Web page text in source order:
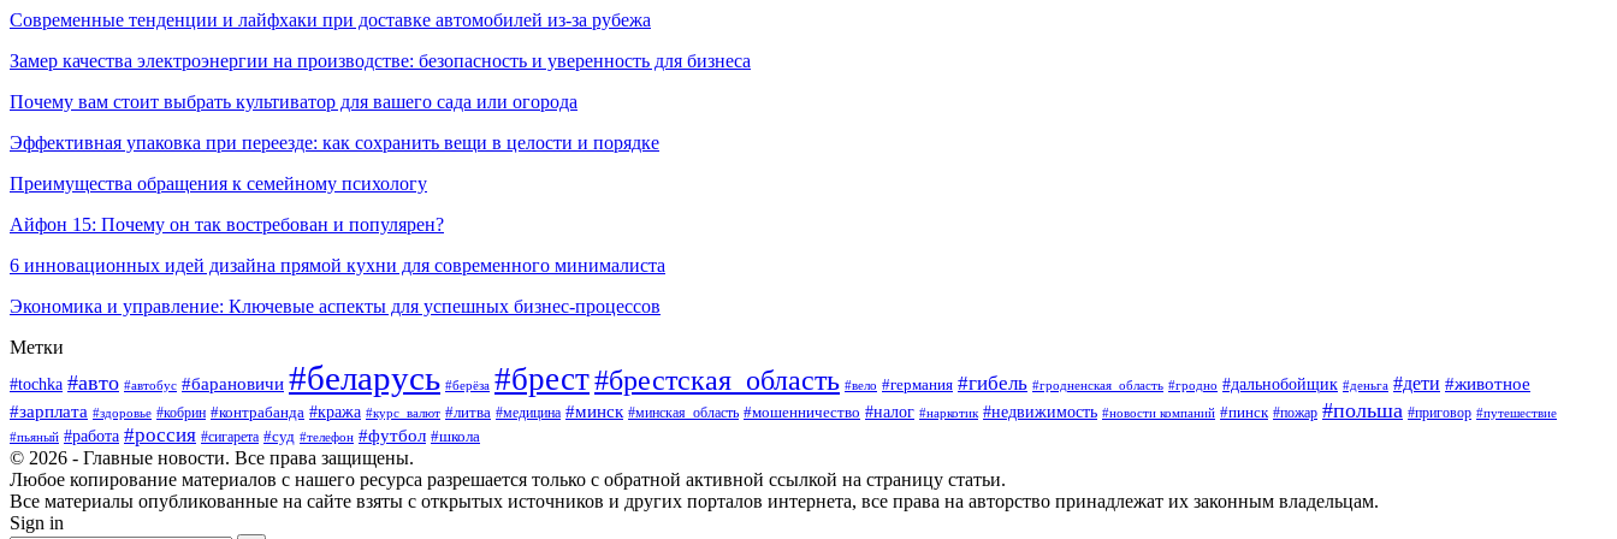
Современные тенденции и лайфхаки при доставке автомобилей из-за рубежа
Замер качества электроэнергии на производстве: безопасность и уверенность для бизнеса
Почему вам стоит выбрать культиватор для вашего сада или огорода
Эффективная упаковка при переезде: как сохранить вещи в целости и порядке
Преимущества обращения к семейному психологу
Айфон 15: Почему он так востребован и популярен?
6 инновационных идей дизайна прямой кухни для современного минималиста
Экономика и управление: Ключевые аспекты для успешных бизнес-процессов
Метки
#tochka #авто #автобус #барановичи #беларусь #берёза #брест#брестская_область #вело #германия #гибель #гродненская_область #гродно #дальнобойщик #деньга #дети #животное
#зарплата #здоровье #кобрин #контрабанда #кража #курс_валют #литва #медицина #минск #минская_область #мошенничество #налог #наркотик #недвижимость #новости компаний #пинск #пожар #польша #приговор #путешествие
#пьяный #работа #россия #сигарета #суд #телефон #футбол #школа
© 2026 - Главные новости. Все права защищены.
Любое копирование материалов с нашего ресурса разрешается только с обратной активной ссылкой на страницу статьи.
Все материалы опубликованные на сайте взяты с открытых источников и других порталов интернета, все права на авторство принадлежат их законным владельцам.
Sign in